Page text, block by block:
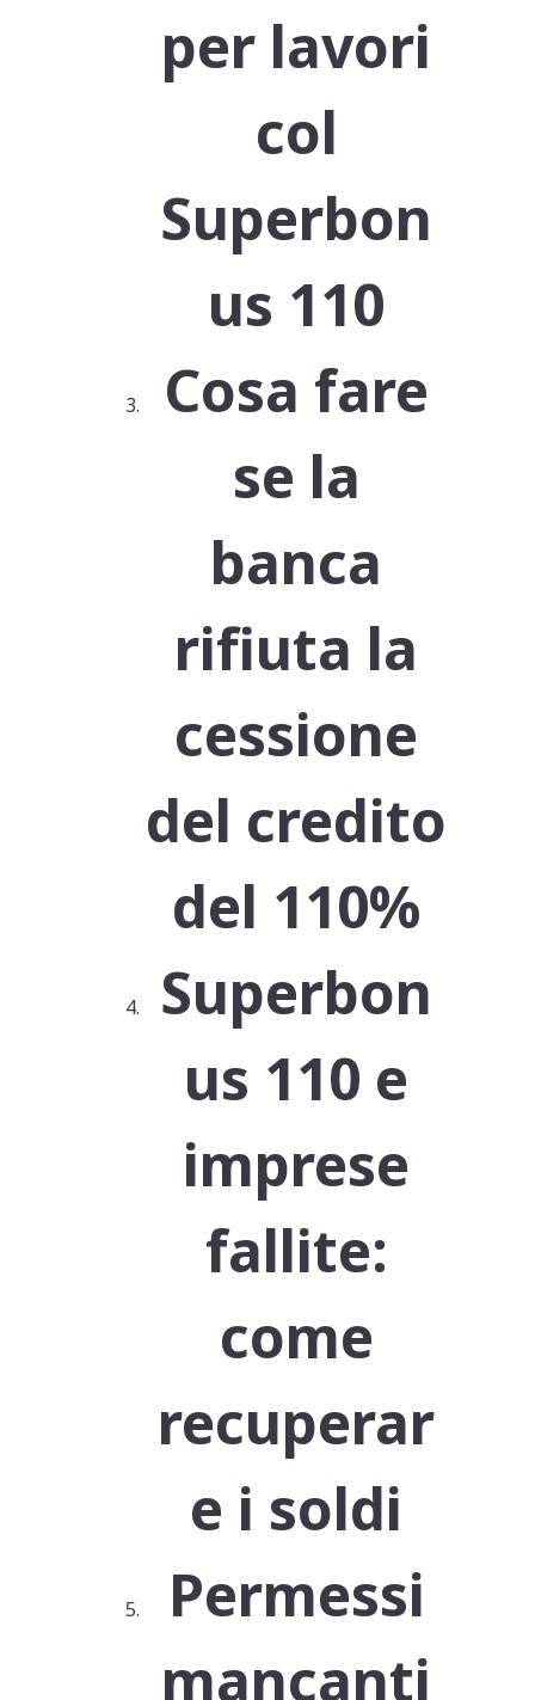
per lavori
col
Superbon
us 110
Cosa fare
se la
banca
rifiuta la
cessione
del credito
del 110%
Superbon
us 110 e
imprese
fallite:
come
recuperar
e i soldi
Permessi
mancanti